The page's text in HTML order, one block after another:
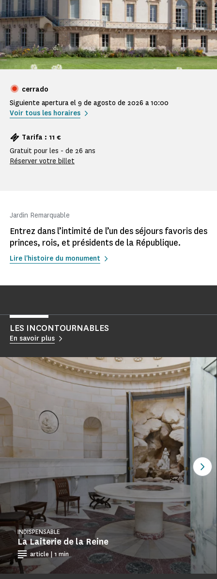
cerrado
Siguiente apertura el 9 de agosto de 2026 a 10:00
Voir tous les horaires
Tarifa : 11 €
Gratuit pour les - de 26 ans
Réserver votre billet
Jardin Remarquable
Entrez dans l’intimité de l’un des séjours favoris des
princes, rois, et présidents de la République.
Lire l'histoire du monument
LES INCONTOURNABLES
En savoir plus
La Laiterie de la Reine
INDISPENSABLE
article | 1 min